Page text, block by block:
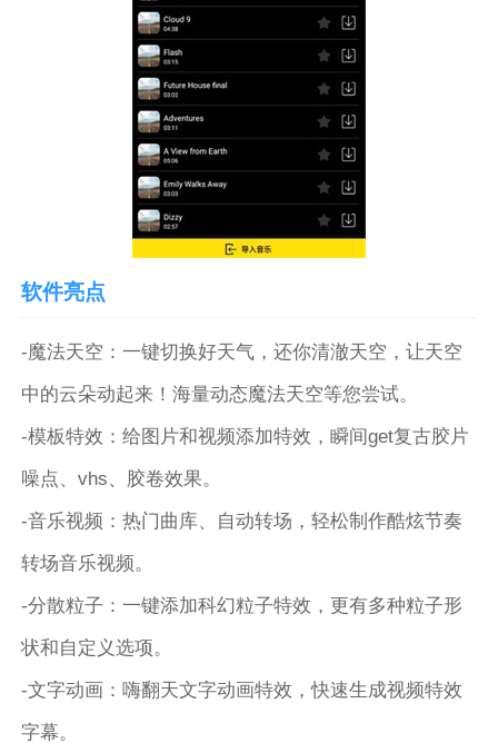
软件亮点
-魔法天空：一键切换好天气，还你清澈天空，让天空
中的云朵动起来！海量动态魔法天空等您尝试。
-模板特效：给图片和视频添加特效，瞬间get复古胶片
噪点、vhs、胶卷效果。
-音乐视频：热门曲库、自动转场，轻松制作酷炫节奏
转场音乐视频。
-分散粒子：一键添加科幻粒子特效，更有多种粒子形
状和自定义选项。
-文字动画：嗨翻天文字动画特效，快速生成视频特效
字幕。